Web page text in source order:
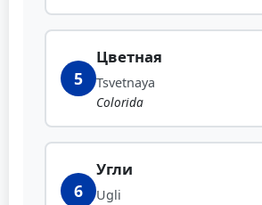
5
Цветная
Tsvetnaya
Colorida
6
Угли
Ugli